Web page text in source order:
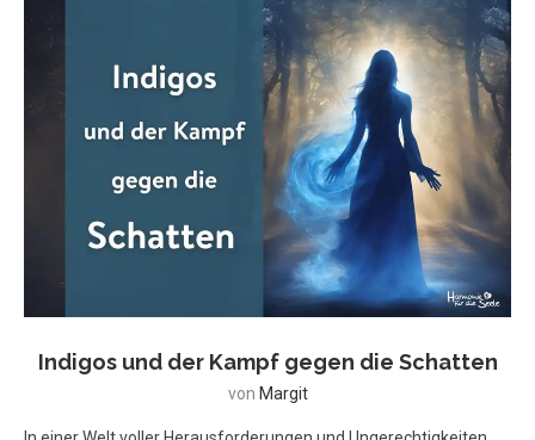
Indigos und der Kampf gegen die Schatten
von Margit